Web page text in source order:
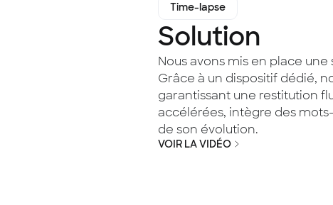
Time-lapse
Solution
Nous avons mis en place
Grâce à un dispositif dédié,
garantissant une restitution
accélérées, intègre des
de son évolution.
VOIR LA VIDÉO